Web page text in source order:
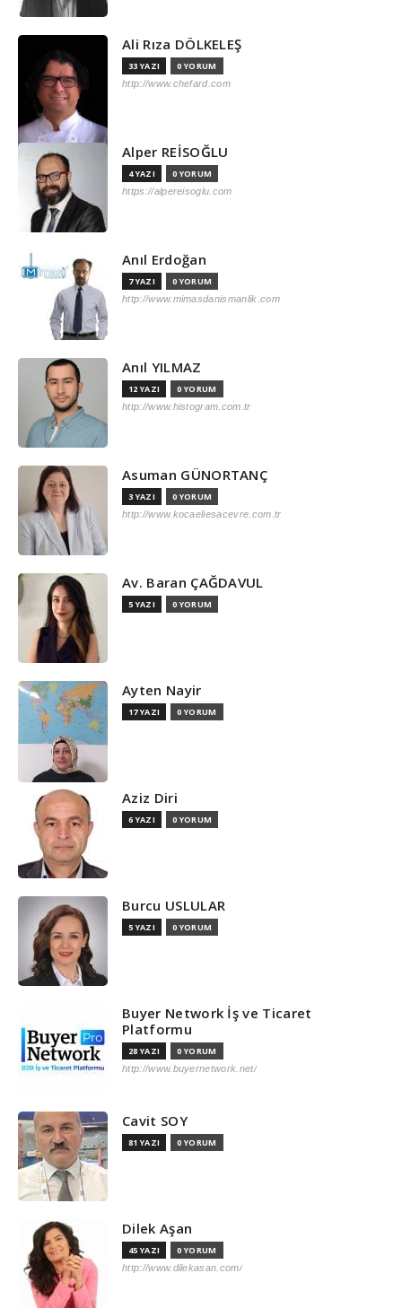
Ali Rıza DÖLKELEŞ
33 YAZI 0 YORUM
http://www.chefard.com
Alper REİSOĞLU
4 YAZI 0 YORUM
https://alpereisoglu.com
Anıl Erdoğan
7 YAZI 0 YORUM
http://www.mimasdanismanlik.com
Anıl YILMAZ
12 YAZI 0 YORUM
http://www.histogram.com.tr
Asuman GÜNORTANÇ
3 YAZI 0 YORUM
http://www.kocaeliesacevre.com.tr
Av. Baran ÇAĞDAVUL
5 YAZI 0 YORUM
Ayten Nayir
17 YAZI 0 YORUM
Aziz Diri
6 YAZI 0 YORUM
Burcu USLULAR
5 YAZI 0 YORUM
Buyer Network İş ve Ticaret
Platformu
28 YAZI 0 YORUM
http://www.buyernetwork.net/
Cavit SOY
81 YAZI 0 YORUM
Dilek Aşan
45 YAZI 0 YORUM
http://www.dilekasan.com/